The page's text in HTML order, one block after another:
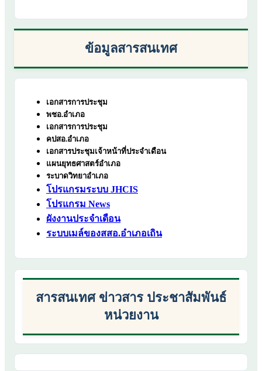
ข้อมูลสารสนเทศ
เอกสารการประชุม
พชอ.อำเภอ
เอกสารการประชุม
คปสอ.อำเภอ
เอกสารประชุมเจ้าหน้าที่ประจำเดือน
แผนยุทธศาสตร์อำเภอ
ระบาดวิทยาอำเภอ
โปรแกรมระบบ JHCIS
โปรแกรม News
ผังงานประจำเดือน
ระบบเมล์ของสสอ.อำเภอเถิน
สารสนเทศ ข่าวสาร ประชาสัมพันธ์
หน่วยงาน